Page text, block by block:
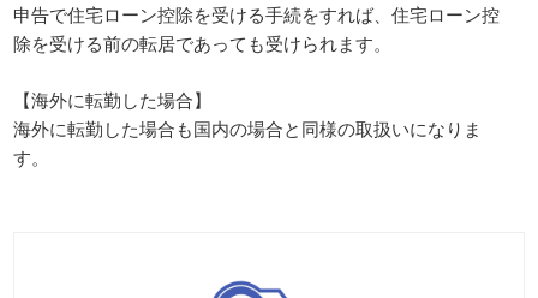
申告で住宅ローン控除を受ける手続をすれば、住宅ローン控
除を受ける前の転居であっても受けられます。
【海外に転勤した場合】
海外に転勤した場合も国内の場合と同様の取扱いになりま
す。